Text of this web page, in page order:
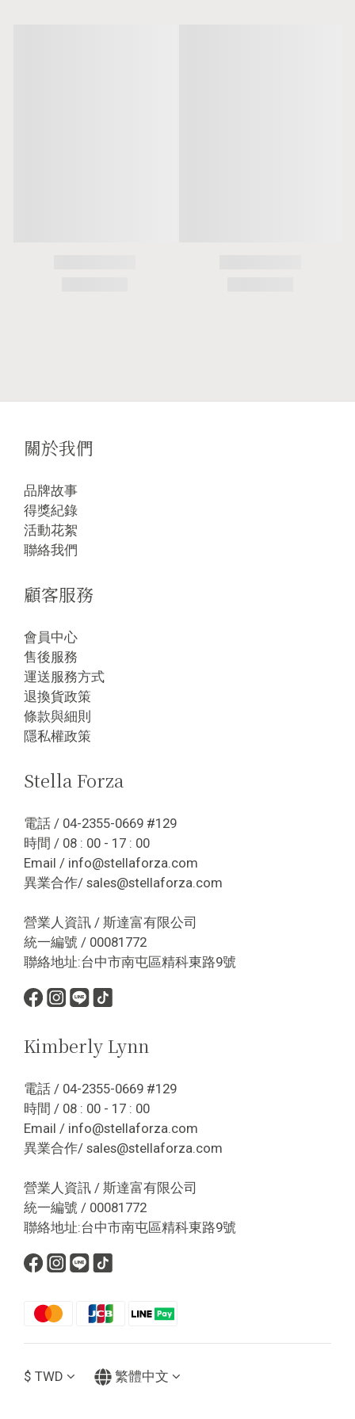
關於我們
品牌故事
得獎紀錄
活動花絮
聯絡我們
顧客服務
會員中心
售後服務
運送服務方式
退換貨政策
條款與細則
隱私權政策
Stella Forza
電話 / 04-2355-0669 #129
時間 / 08 : 00 - 17 : 00
Email / info@stellaforza.com
異業合作/ sales@stellaforza.com
營業人資訊 / 斯達富有限公司
統一編號 / 00081772
聯絡地址:台中市南屯區精科東路9號
Kimberly Lynn
電話 / 04-2355-0669 #129
時間 / 08 : 00 - 17 : 00
Email / info@stellaforza.com
異業合作/ sales@stellaforza.com
營業人資訊 / 斯達富有限公司
統一編號 / 00081772
聯絡地址:台中市南屯區精科東路9號
$ TWD 繁體中文